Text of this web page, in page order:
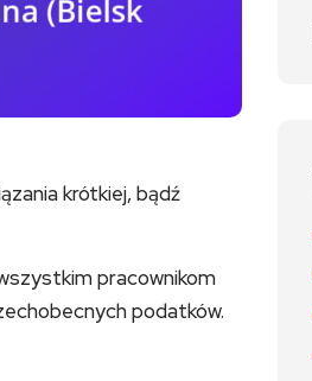
krótkiej, bądź
pracownikom
podatków.